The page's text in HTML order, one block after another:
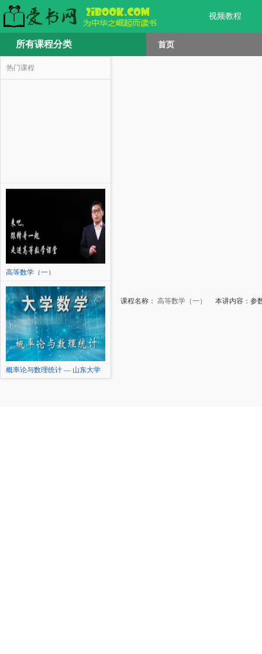
视频教程
所有课程分类 首页
热门课程
高等数学（一）
概率论与数理统计 — 山东大学
课程名称： 高等数学（一） 本讲内容：参